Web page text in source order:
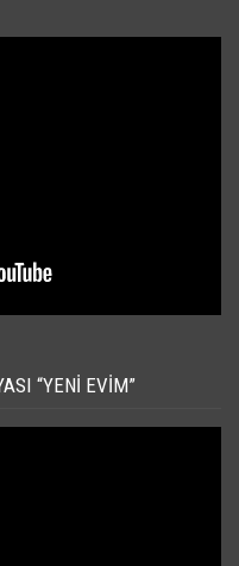
“YENI EVIM”